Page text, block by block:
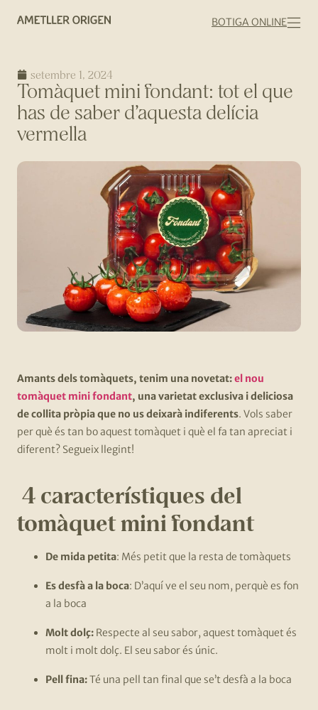
BOTIGA ONLINE
setembre 1, 2024
Tomàquet mini fondant: tot el que
has de saber d’aquesta delícia
vermella
Amants dels tomàquets, tenim una novetat:el nou
tomàquet mini fondant, una varietat exclusiva i deliciosa
de collita pròpia que no us deixarà indiferents. Vols saber
per què és tan bo aquest tomàquet i què el fa tan apreciat i
diferent? Segueix llegint!
4 característiques del
tomàquet mini fondant
De mida petita: Més petit que la resta de tomàquets
Es desfà a la boca: D’aquí ve el seu nom, perquè es fon
a la boca
Molt dolç: Respecte al seu sabor, aquest tomàquet és
molt i molt dolç. El seu sabor és únic.
Pell fina:Té una pell tan final que se’t desfà a la boca